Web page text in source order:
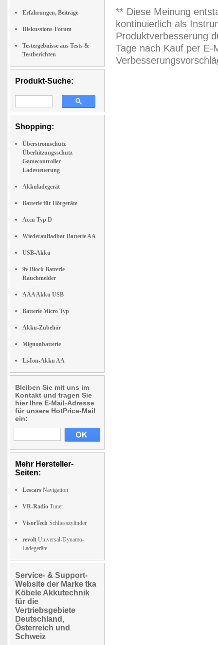
Erfahrungen, Beiträge
Diskussions-Forum
Testergebnisse aus Tests &
Testberichten
Produkt-Suche:
Shopping:
Überstromschutz
Überhitzungsschutz
Gamecontroller
Ladesteuerung
Akkuladegerät
Batterie für Hörgeräte
Accu Typ D
Wiederaufladbar Batterie AA
USB-Akku
9v Block Batterie
Rauchmelder
AAA Akku USB
Batterie Micro Typ
Akku-Zubehör
Mignonbatterie
Li-Ion-Akku AA
Bleiben Sie mit uns im
Kontakt und tragen Sie
hier Ihre E-Mail-Adresse
für unsere HotPrice-Mail
ein:
Mehr Hersteller-
Seiten:
Lescars Navigation
VR-Radio Tuner
VisorTech Schliesszylinder
revolt Universal-Dynamo-
Ladegeräte
Service- & Support-
Website der Marke tka
Köbele Akkutechnik
für die
Vertriebsgebiete
Deutschland,
Österreich und
Schweiz
** Diese Meinung
kontinuierlich als
Produktverbesserung
Tage nach Kauf per E-